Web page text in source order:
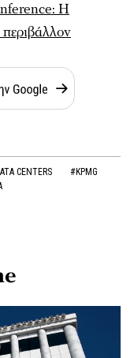
Η
CENTERS
#KPMG